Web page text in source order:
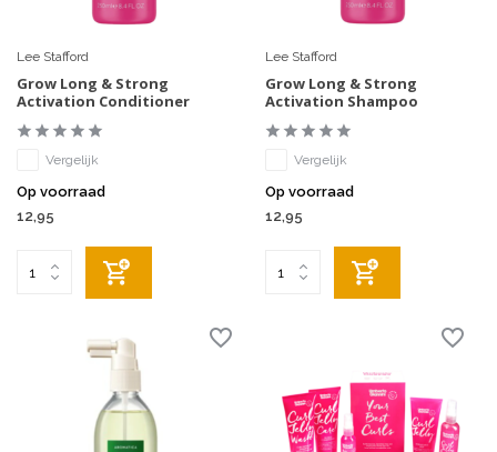
Lee Stafford
Grow Long & Strong
Activation Conditioner
Vergelijk
Op voorraad
12,95
Lee Stafford
Grow Long & Strong
Activation Shampoo
Vergelijk
Op voorraad
12,95